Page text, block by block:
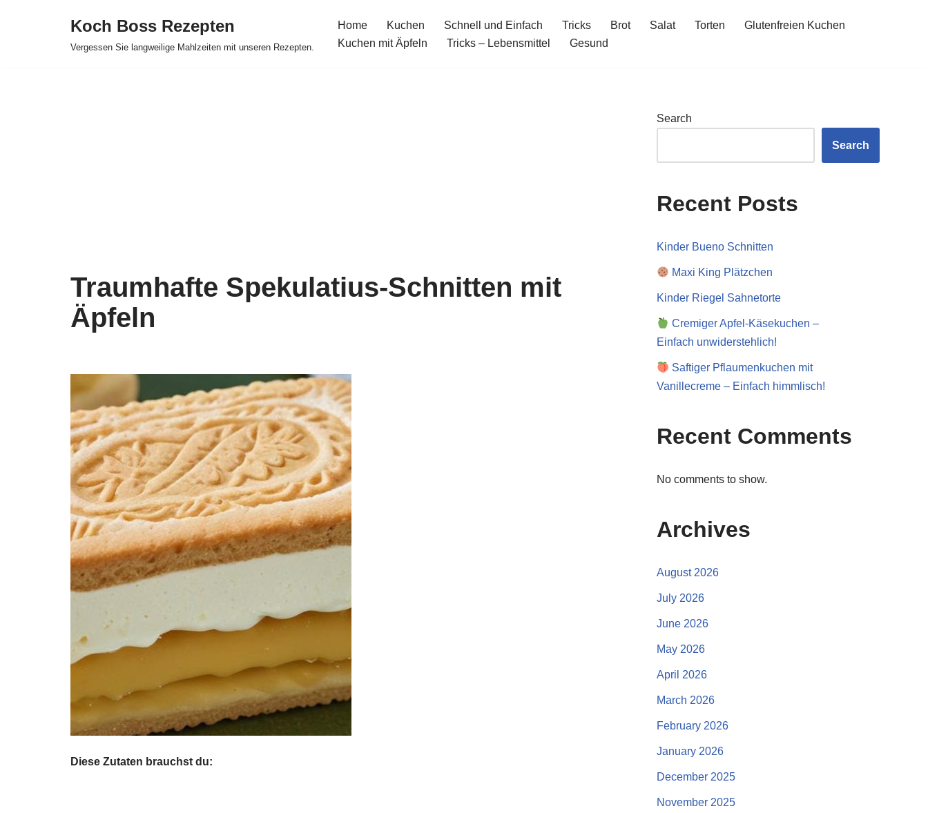
Koch Boss Rezepten
Vergessen Sie langweilige Mahlzeiten mit unseren Rezepten.
Home Kuchen Schnell und Einfach Tricks Brot Salat Torten
Glutenfreien Kuchen
Kuchen mit Äpfeln
Tricks – Lebensmittel Gesund
Traumhafte Spekulatius-Schnitten mit
Äpfeln
Diese Zutaten brauchst du:
Search
Search
Recent Posts
Kinder Bueno Schnitten
Maxi King Plätzchen
Kinder Riegel Sahnetorte
Cremiger Apfel-Käsekuchen –
Einfach unwiderstehlich!
Saftiger Pflaumenkuchen mit
Vanillecreme – Einfach himmlisch!
Recent Comments
No comments to show.
Archives
August 2026
July 2026
June 2026
May 2026
April 2026
March 2026
February 2026
January 2026
December 2025
November 2025